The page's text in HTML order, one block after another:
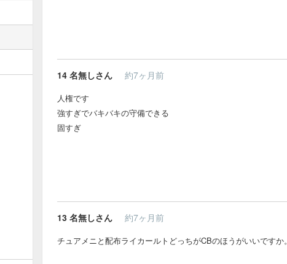
14 名無しさん 約7ヶ月前
人権です
強すぎでバキバキの守備できる
固すぎ
13 名無しさん 約7ヶ月前
チュアメニと配布ライカールトどっちがCBのほうがいいですか。